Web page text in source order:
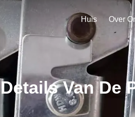
Huis Over
Details Van De